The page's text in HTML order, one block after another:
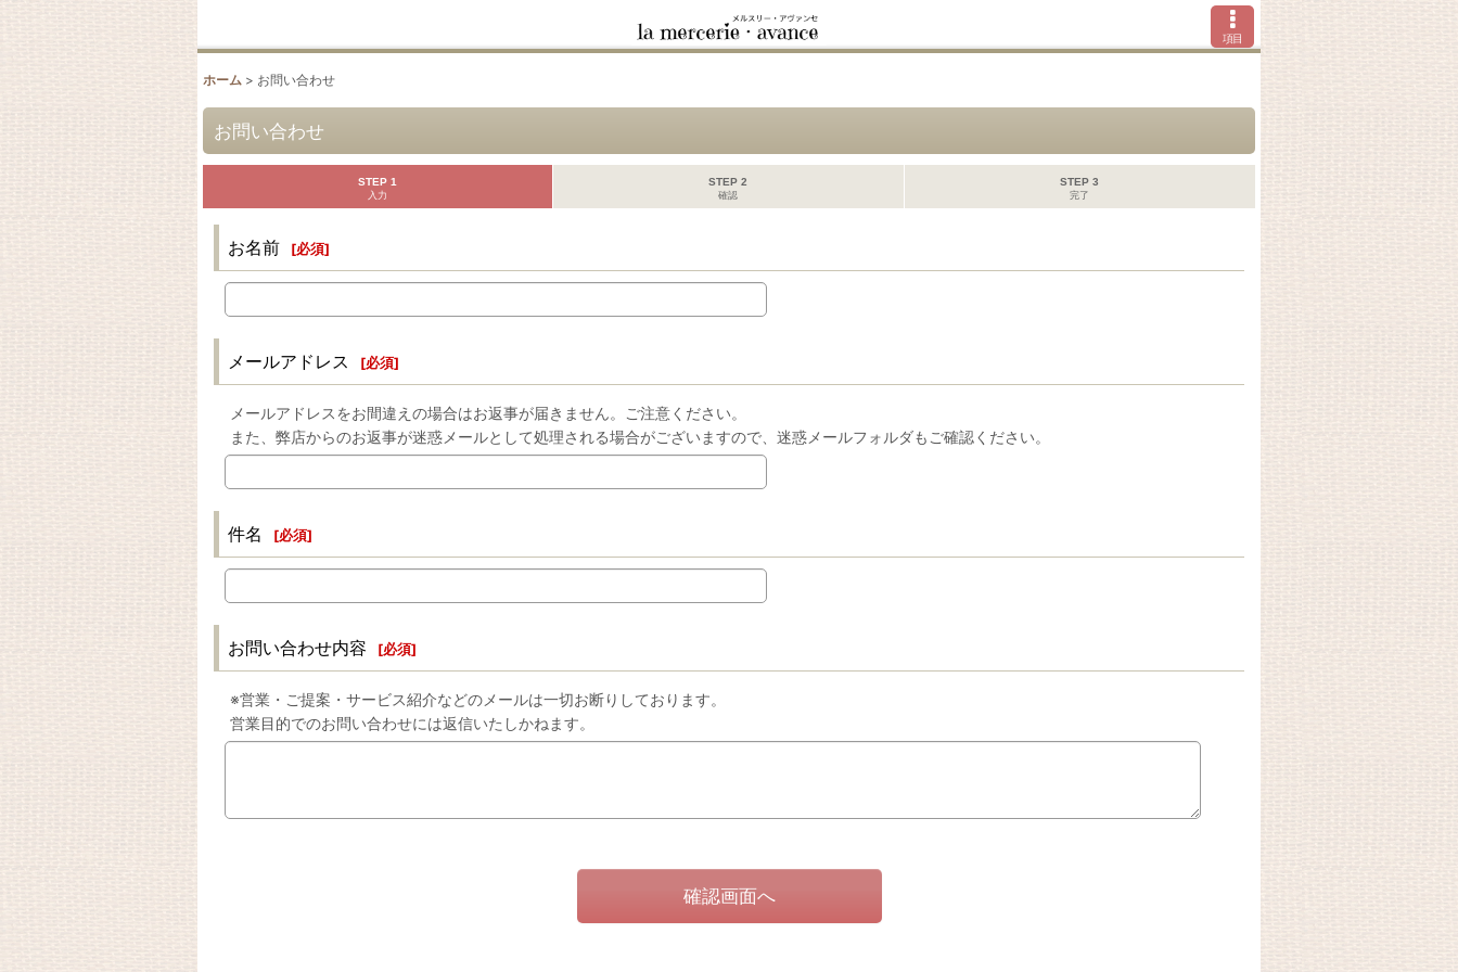
項目
ホーム > お問い合わせ
お問い合わせ
STEP 1
入力
STEP 2
確認
STEP 3
完了
お名前 [必須]
メールアドレス [必須]
メールアドレスをお間違えの場合はお返事が届きません。ご注意ください。
また、弊店からのお返事が迷惑メールとして処理される場合がございますので、迷惑メールフォルダもご確認ください。
件名 [必須]
お問い合わせ内容 [必須]
※営業・ご提案・サービス紹介などのメールは一切お断りしております。
営業目的でのお問い合わせには返信いたしかねます。
確認画面へ